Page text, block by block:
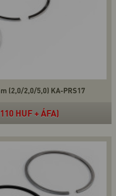
(2,0/2,0/5,0) KA-PRS17
HUF + ÁFA)